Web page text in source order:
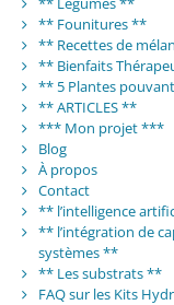
** Founitures **
** Recettes de
** Bienfaits
** 5 Plantes
** ARTICLES **
*** Mon projet ***
Blog
À propos
Contact
** l’intelligence
** l’intégration de
systèmes **
** Les substrats **
FAQ sur les Kits